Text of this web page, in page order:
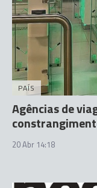
PAÍS
Agências de
20 Abr 14:18